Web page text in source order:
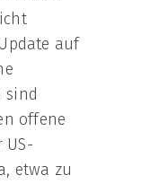
auf
sind
offene
US-
etwa zu